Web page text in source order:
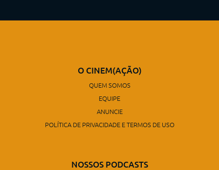
O CINEM(AÇÃO)
QUEM SOMOS
EQUIPE
ANUNCIE
POLÍTICA DE PRIVACIDADE E TERMOS DE USO
NOSSOS PODCASTS